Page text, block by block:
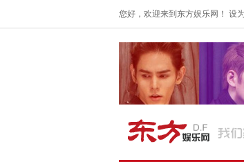
您好，欢迎来到东方娱乐网！ 设